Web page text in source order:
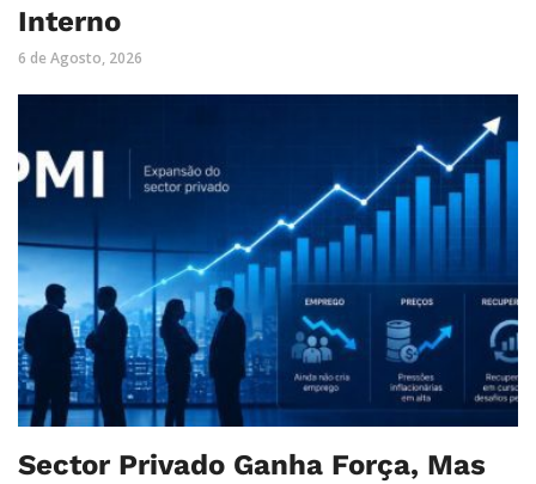
Interno
6 de Agosto, 2026
Sector Privado Ganha Força, Mas